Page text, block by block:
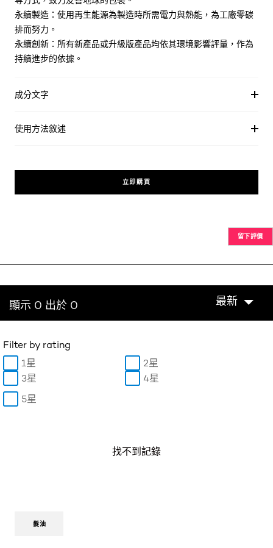
永續製造：使用再生能源為製造時所需電力與熱能，為工廠零碳
排而努力。
永續創新：所有新產品或升級版產品均依其環境影響評量，作為
持續進步的依據。
成分文字
使用方法敘述
立即購買
留下評價
顯示 0 出於 0 最新
Filter by rating
1星
2星
3星
4星
5星
找不到記錄
髮油